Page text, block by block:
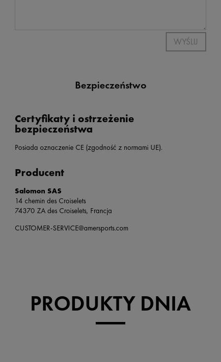
WYŚLIJ
Bezpieczeństwo
Certyfikaty i ostrzeżenie
bezpieczeństwa
Posiada oznaczenie CE (zgodność z normami UE).
Producent
Salomon SAS
14 chemin des Croiselets
74370 ZA des Croiselets, Francja
CUSTOMER-SERVICE@amersports.com
PRODUKTY DNIA